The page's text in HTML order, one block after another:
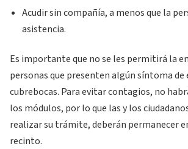
Acudir sin compañía, a menos que la
asistencia.
Es importante que no se les permitirá la
personas que presenten algún síntoma de
cubrebocas. Para evitar contagios, no
los módulos, por lo que las y los
realizar su trámite, deberán permanecer
recinto.